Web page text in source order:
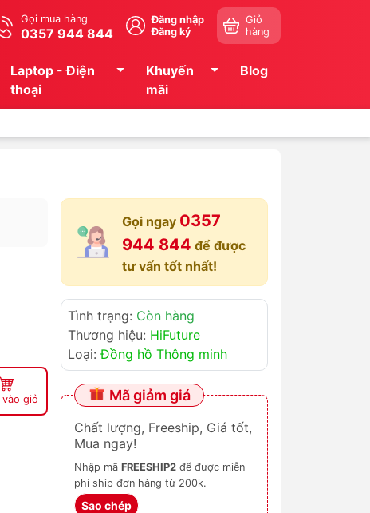
Gọi mua hàng
0357 944 844
Đăng nhập
Đăng ký
Giỏ
hàng
Laptop - Điện
thoại
Khuyến
mãi
Blog
vào giỏ
Gọi ngay 0357
944 844 để được
tư vấn tốt nhất!
Tình trạng: Còn hàng
Thương hiệu: HiFuture
Loại:Đồng hồ Thông minh
Mã giảm giá
Chất lượng, Freeship, Giá tốt,
Mua ngay!
Nhập mã FREESHIP2
phí ship đơn hàng từ 200k.
Sao chép